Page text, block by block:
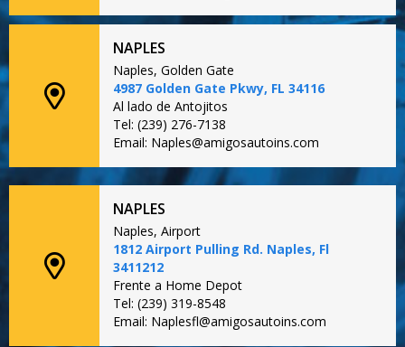
NAPLES
Naples, Golden Gate
4987 Golden Gate Pkwy, FL 34116
Al lado de Antojitos
Tel: (239) 276-7138
Email: Naples@amigosautoins.com
NAPLES
Naples, Airport
1812 Airport Pulling Rd. Naples, Fl
3411212
Frente a Home Depot
Tel: (239) 319-8548
Email: Naplesfl@amigosautoins.com